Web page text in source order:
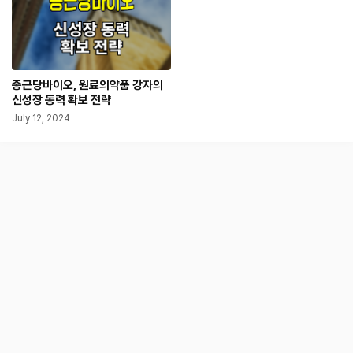
종근당바이오, 원료의약품 강자의
신성장 동력 확보 전략
July 12, 2024